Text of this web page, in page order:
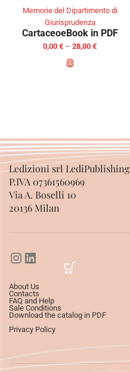
Memorie del Dipartimento di
Giurisprudenza
CartaceoeBook in PDF
0,00 € – 28,00 €
Ledizioni srl LediPublishing
P.IVA 07361560969
Via A. Boselli 10
20136 Milan
About Us
Contacts
FAQ and Help
Sale Conditions
Download the catalog in PDF
Privacy Policy